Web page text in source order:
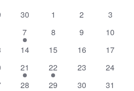
vues
0
30
0
1
0
2
0
3
1
évènement
7
0
8
0
9
0
10
0
14
0
15
0
16
0
17
1
évènement
21
1
évènement
22
0
23
0
24
0
28
0
29
0
30
0
31